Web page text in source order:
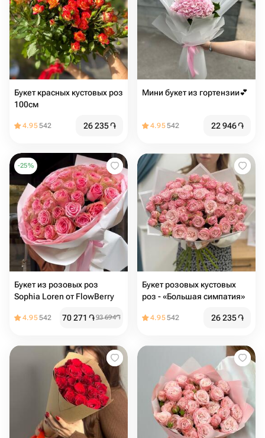
Букет красных кустовых роз
100см
4.95542 26 235֏
Мини букет из гортензии💕
4.95542 22 946֏
-25%
Букет из розовых роз
Sophia Loren от FlowBerry
4.95542 70 271 ֏93 694֏
Букет розовых кустовых
роз - «Большая симпатия»
4.95542 26 235֏